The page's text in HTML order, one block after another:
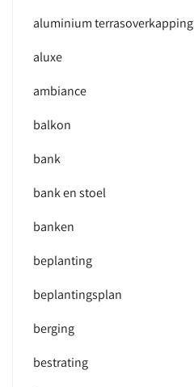
aluminium terrasoverkapping
aluxe
ambiance
balkon
bank
bank en stoel
banken
beplanting
beplantingsplan
berging
bestrating